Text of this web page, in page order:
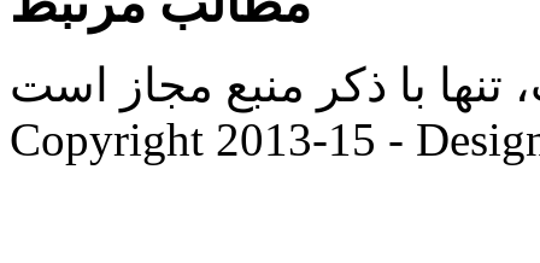
با ذکر منبع مجاز است. |
Copyright 2013-15 -